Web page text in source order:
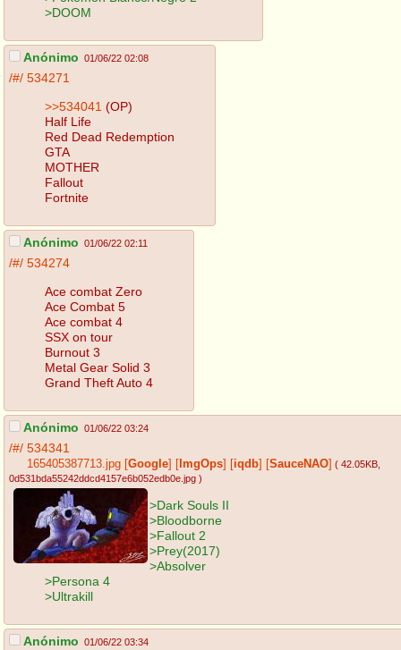
>DOOM
Anónimo 01/06/22 02:08
/#/ 534271
>>534041 (OP)
Half Life
Red Dead Redemption
GTA
MOTHER
Fallout
Fortnite
Anónimo 01/06/22 02:11
/#/ 534274
Ace combat Zero
Ace Combat 5
Ace combat 4
SSX on tour
Burnout 3
Metal Gear Solid 3
Grand Theft Auto 4
Anónimo 01/06/22 03:24
/#/ 534341
165405387713.jpg Google ImgOps iqdb SauceNAO ( 42.05KB
0d531bda55242ddcd4157e6b052edb0e.jpg )
>Dark Souls II
>Bloodborne
>Fallout 2
>Prey(2017)
>Absolver
>Persona 4
>Ultrakill
Anónimo 01/06/22 03:34